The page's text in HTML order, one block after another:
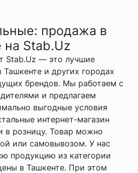
продажа в
на Stab.Uz
Stab.Uz — это лучшие
и других городах
брендов. Мы работаем с
и предлагаем
выгодные условия
интернет-магазин
в розницу. Товар можно
или самовывозом. У нас
продукцию из категории
в Ташкенте. При этом